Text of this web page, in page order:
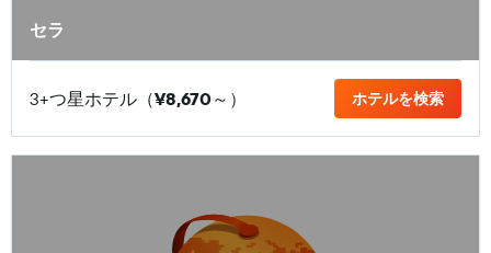
セラ
3+つ星ホテル（¥8,670​～） ホテルを検索